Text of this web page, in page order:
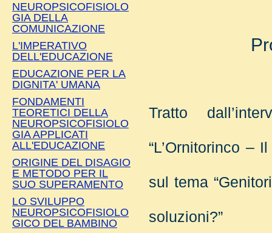
Tratto
“L’Ornitorinco –
sul tema
soluzioni?”
NEUROPSICOFISIOLO
GIA DELLA
COMUNICAZIONE
L'IMPERATIVO
DELL'EDUCAZIONE
EDUCAZIONE PER LA
DIGNITA' UMANA
FONDAMENTI
TEORETICI DELLA
NEUROPSICOFISIOLO
GIA APPLICATI
ALL'EDUCAZIONE
ORIGINE DEL DISAGIO
E METODO PER IL
SUO SUPERAMENTO
LO SVILUPPO
NEUROPSICOFISIOLO
GICO DEL BAMBINO